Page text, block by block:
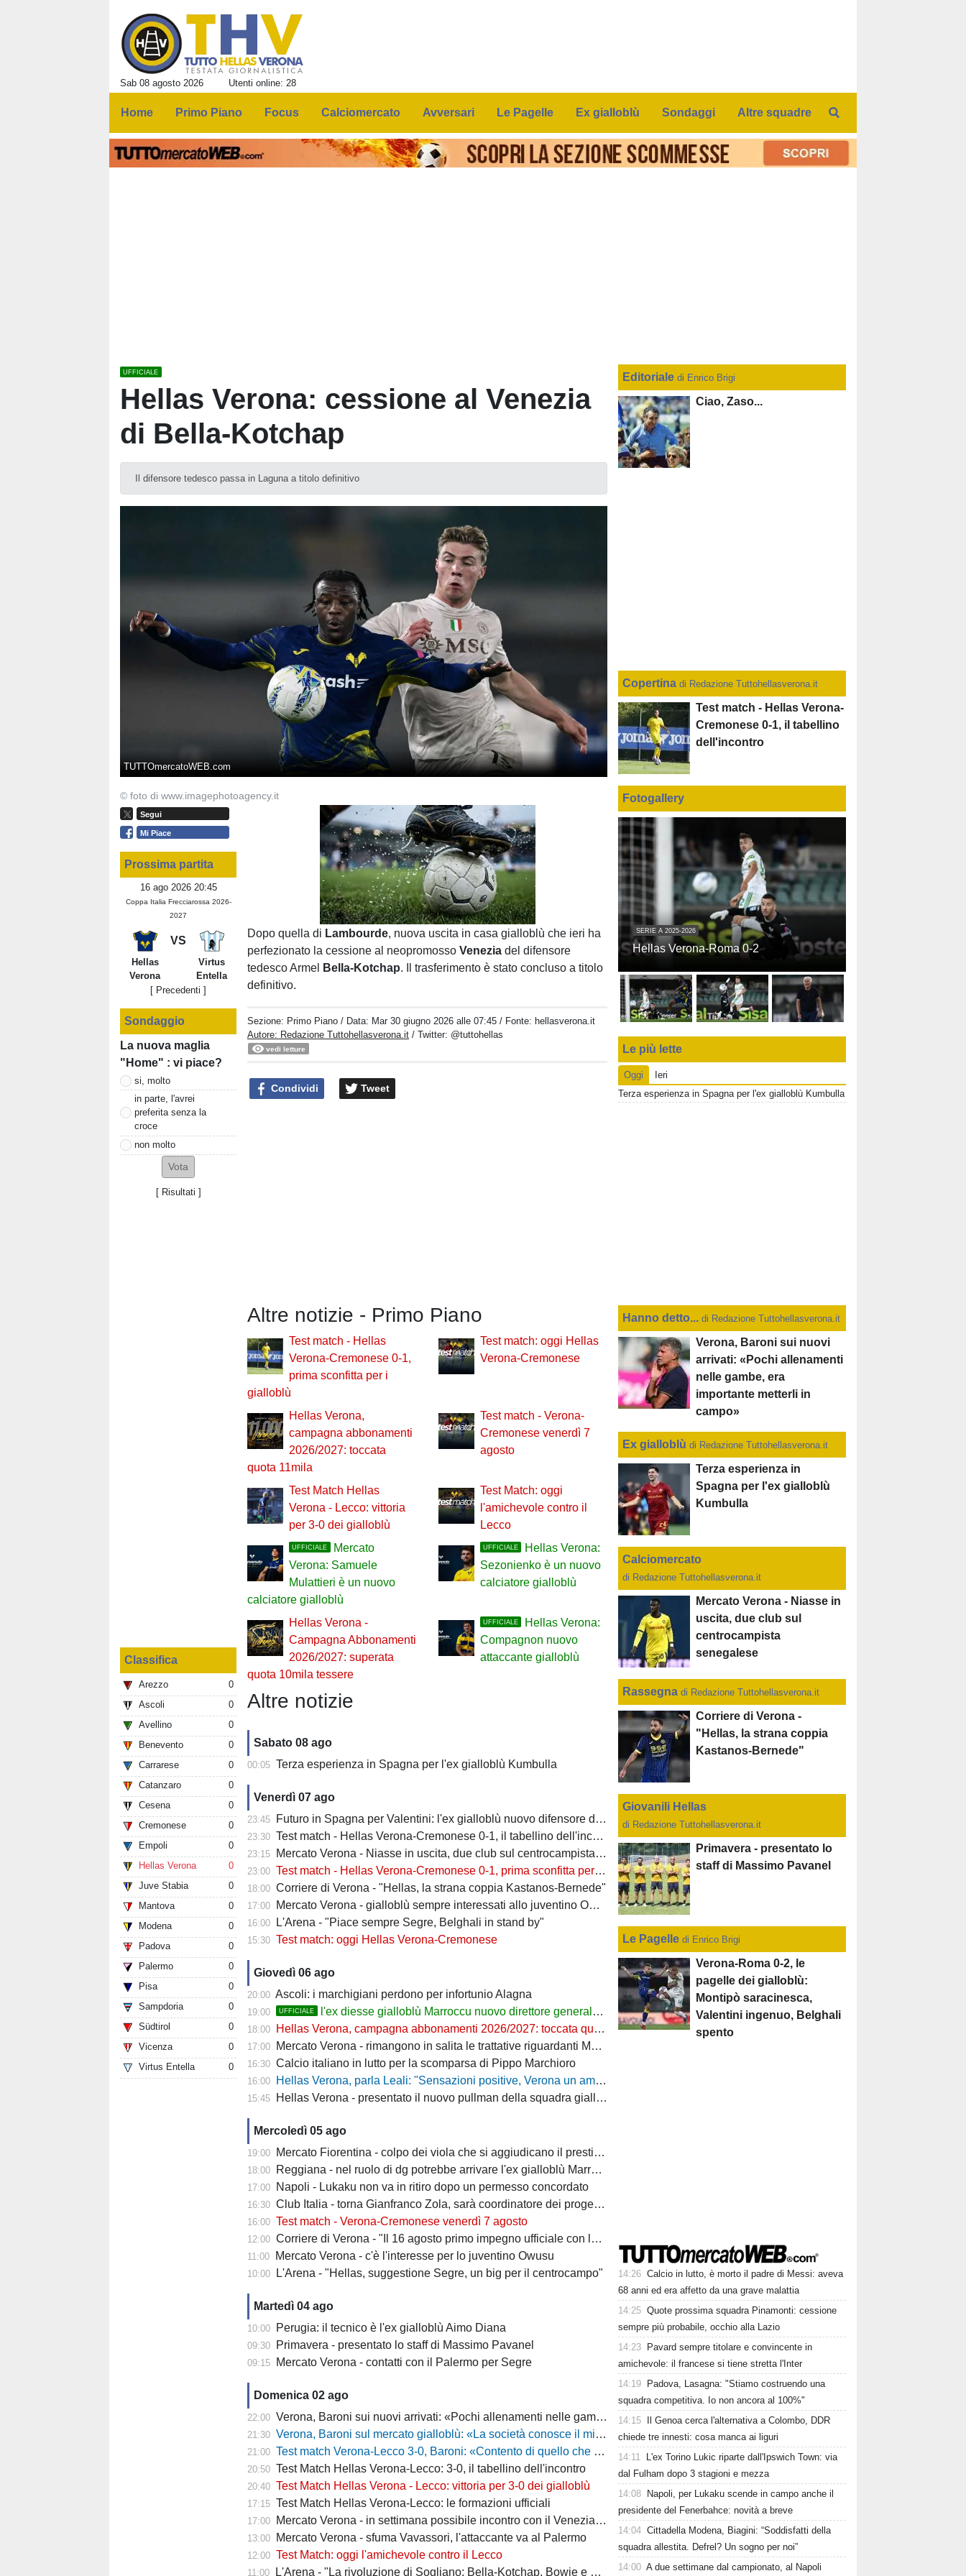
Sab 08 agosto 2026 Utenti online: 28
Home Primo Piano Focus Calciomercato Avversari Le Pagelle Ex gialloblù Sondaggi Altre squadre
UFFICIALE
Hellas Verona: cessione al Venezia
di Bella-Kotchap
Il difensore tedesco passa in Laguna a titolo definitivo
TUTTOmercatoWEB.com
© foto di www.imagephotoagency.it
Segui
Mi Piace
Prossima partita
16 ago 2026 20:45
Coppa Italia Frecciarossa 2026-
2027
VS
Hellas
Verona
Virtus
Entella
[ Precedenti ]
Sondaggio
La nuova maglia
"Home" : vi piace?
si, molto
in parte, l'avrei
preferita senza la
croce
non molto
[ Risultati ]
Classifica
Arezzo
0
Ascoli
0
Avellino
0
Benevento
0
Carrarese
0
Catanzaro
0
Cesena
0
Cremonese
0
Empoli
0
Hellas Verona
0
Juve Stabia
0
Mantova
0
Modena
0
Padova
0
Palermo
0
Pisa
0
Sampdoria
0
Südtirol
0
Vicenza
0
Virtus Entella
0
Unmute
Loaded:
100.00%
Dopo quella di Lambourde, nuova uscita in casa gialloblù che ieri ha
perfezionato la cessione al neopromossoVeneziadel difensore
tedesco Armel
Bella-Kotchap. Il trasferimento è stato concluso a titolo
definitivo.
Sezione: Primo Piano / Data: Mar 30 giugno 2026 alle 07:45 / Fonte: hellasverona.it
Autore: Redazione Tuttohellasverona.it / Twitter: @tuttohellas
vedi letture
Condividi Tweet
Altre notizie - Primo Piano
Test match - Hellas
Verona-Cremonese 0-1,
prima sconfitta per i
gialloblù
Test match: oggi Hellas
Verona-Cremonese
Hellas Verona,
campagna abbonamenti
2026/2027: toccata
quota 11mila
Test match - Verona-
Cremonese venerdì 7
agosto
Test Match Hellas
Verona - Lecco: vittoria
per 3-0 dei gialloblù
Test Match: oggi
l'amichevole contro il
Lecco
UFFICIALE
Mercato
Verona: Samuele
Mulattieri è un nuovo
calciatore gialloblù
UFFICIALE
Hellas Verona:
Sezonienko è un nuovo
calciatore gialloblù
Hellas Verona -
Campagna Abbonamenti
2026/2027: superata
quota 10mila tessere
UFFICIALE
Hellas Verona:
Compagnon nuovo
attaccante gialloblù
Altre notizie
Sabato 08 ago
00:05 Terza esperienza in Spagna per l'ex gialloblù Kumbulla
Venerdì 07 ago
23:45 Futuro in Spagna per Valentini: l'ex gialloblù nuovo difensore dell'Alaves
23:30 Test match - Hellas Verona-Cremonese 0-1, il tabellino dell'incontro
23:15 Mercato Verona - Niasse in uscita, due club sul centrocampista senegalese
23:00 Test match - Hellas Verona-Cremonese 0-1, prima sconfitta per i gialloblù
18:00 Corriere di Verona - "Hellas, la strana coppia Kastanos-Bernede"
17:00 Mercato Verona - gialloblù sempre interessati allo juventino Owusu
16:00 L'Arena - "Piace sempre Segre, Belghali in stand by"
15:30 Test match: oggi Hellas Verona-Cremonese
Giovedì 06 ago
20:00 Ascoli: i marchigiani perdono per infortunio Alagna
19:00 UFFICIALE l'ex diesse gialloblù Marroccu nuovo direttore generale della Reggina
18:00 Hellas Verona, campagna abbonamenti 2026/2027: toccata quota 11mila
17:00 Mercato Verona - rimangono in salita le trattative riguardanti Montipò e Segre
16:30 Calcio italiano in lutto per la scomparsa di Pippo Marchioro
16:00 Hellas Verona, parla Leali: "Sensazioni positive, Verona un ambiente dove si può lavorare bene"
15:45 Hellas Verona - presentato il nuovo pullman della squadra gialloblù
Mercoledì 05 ago
19:00 Mercato Fiorentina - colpo dei viola che si aggiudicano il prestito dal Real di Mastantuono
18:00 Reggiana - nel ruolo di dg potrebbe arrivare l'ex gialloblù Marroccu
17:00 Napoli - Lukaku non va in ritiro dopo un permesso concordato
16:30 Club Italia - torna Gianfranco Zola, sarà coordinatore dei progetti delle attività giovanili
16:00 Test match - Verona-Cremonese venerdì 7 agosto
12:00 Corriere di Verona - "Il 16 agosto primo impegno ufficiale con la Coppa Italia"
11:00 Mercato Verona - c'è l'interesse per lo juventino Owusu
10:00 L'Arena - "Hellas, suggestione Segre, un big per il centrocampo"
Martedì 04 ago
10:00 Perugia: il tecnico è l'ex gialloblù Aimo Diana
09:30 Primavera - presentato lo staff di Massimo Pavanel
09:15 Mercato Verona - contatti con il Palermo per Segre
Domenica 02 ago
22:00 Verona, Baroni sui nuovi arrivati: «Pochi allenamenti nelle gambe, era importante metterli in campo»
21:30 Verona, Baroni sul mercato gialloblù: «La società conosce il mio progetto, la mia garanzia è Sogliano»
21:00 Test match Verona-Lecco 3-0, Baroni: «Contento di quello che ho visto, la strada è questa e non torneremo indietro»
20:50 Test Match Hellas Verona-Lecco: 3-0, il tabellino dell'incontro
20:40 Test Match Hellas Verona - Lecco: vittoria per 3-0 dei gialloblù
17:15 Test Match Hellas Verona-Lecco: le formazioni ufficiali
17:00 Mercato Verona - in settimana possibile incontro con il Venezia per Montipò
13:00 Mercato Verona - sfuma Vavassori, l'attaccante va al Palermo
12:00 Test Match: oggi l'amichevole contro il Lecco
11:00 L'Arena - "La rivoluzione di Sogliano: Bella-Kotchap, Bowie e ora Belghali"
Editorialedi Enrico Brigi
Ciao, Zaso...
Copertina di Redazione Tuttohellasverona.it
Test match - Hellas Verona-
Cremonese 0-1, il tabellino
dell'incontro
Fotogallery
SERIE A 2025-2026
Hellas Verona-Roma 0-2
Le più lette
Oggi
Ieri
Terza esperienza in Spagna per l'ex gialloblù Kumbulla
Hanno detto... di Redazione Tuttohellasverona.it
Verona, Baroni sui nuovi
arrivati: «Pochi allenamenti
nelle gambe, era
importante metterli in
campo»
Ex gialloblùdi Redazione Tuttohellasverona.it
Terza esperienza in
Spagna per l'ex gialloblù
Kumbulla
Calciomercato
di Redazione Tuttohellasverona.it
Mercato Verona - Niasse in
uscita, due club sul
centrocampista
senegalese
Rassegna di Redazione Tuttohellasverona.it
Corriere di Verona -
"Hellas, la strana coppia
Kastanos-Bernede"
Giovanili Hellas
di Redazione Tuttohellasverona.it
Primavera - presentato lo
staff di Massimo Pavanel
Le Pagelle di Enrico Brigi
Verona-Roma 0-2, le
pagelle dei gialloblù:
Montipò saracinesca,
Valentini ingenuo, Belghali
spento
14:26 Calcio in lutto, è morto il padre di Messi: aveva
68 anni ed era affetto da una grave malattia
14:25 Quote prossima squadra Pinamonti: cessione
sempre più probabile, occhio alla Lazio
14:23
Pavard sempre titolare e convincente in
amichevole: il francese si tiene stretta l'Inter
14:19
Padova, Lasagna: "Stiamo costruendo una
squadra competitiva. Io non ancora al 100%"
14:15
Il Genoa cerca l'alternativa a Colombo, DDR
chiede tre innesti: cosa manca ai liguri
14:11
L'ex Torino Lukic riparte dall'Ipswich Town: via
dal Fulham dopo 3 stagioni e mezza
14:08
Napoli, per Lukaku scende in campo anche il
presidente del Fenerbahce: novità a breve
14:04 Cittadella Modena, Biagini: “Soddisfatti della
squadra allestita. Defrel? Un sogno per noi”
14:00 A due settimane dal campionato, al Napoli